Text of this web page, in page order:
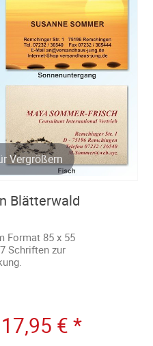
Vergrößern
Blätterwald
Format 85 x 55
Schriften zur
17,95 € *